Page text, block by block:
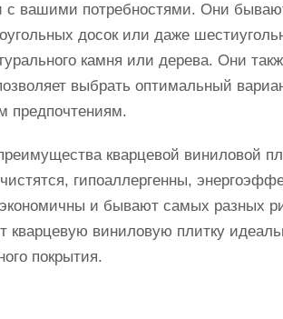
с вашими потребностями. Они
досок или даже
камня или дерева. Они
выбрать оптимальный
предпочтениям.
кварцевой виниловой
гипоаллергенны,
и бывают самых разных
кварцевую виниловую плитку
покрытия.